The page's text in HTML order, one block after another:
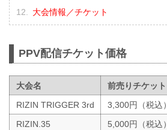
大会情報／チケット
PPV配信チケット価格
大会名 前売りチケット
RIZIN TRIGGER 3rd
3,300円（税込）
RIZIN.35
5,000円（税込）